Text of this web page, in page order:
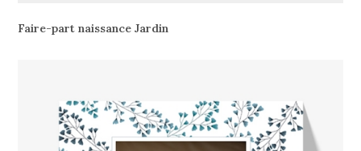
Faire-part naissance Jardin